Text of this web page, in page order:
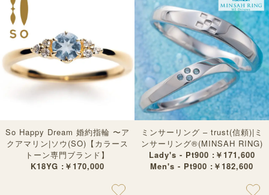
So Happy Dream 婚約指輪 〜ア
クアマリン|ソウ(SO)【カラース
トーン専門ブランド】
K18YG :￥170,000
ミンサーリング – trust(信頼)|ミ
ンサーリング®︎(MINSAH RING)
Lady's - Pt900 :￥171,600
Men's - Pt900 :￥182,600